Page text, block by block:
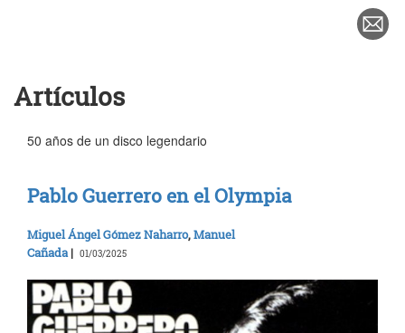
Artículos
50 años de un disco legendario
Pablo Guerrero en el Olympia
Miguel Ángel Gómez Naharro,Manuel
Cañada | 01/03/2025